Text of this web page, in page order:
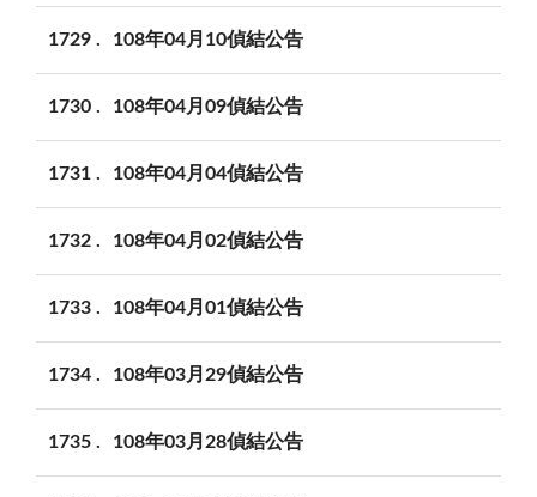
1729 108年04月10偵結公告
1730 108年04月09偵結公告
1731 108年04月04偵結公告
1732 108年04月02偵結公告
1733 108年04月01偵結公告
1734 108年03月29偵結公告
1735 108年03月28偵結公告